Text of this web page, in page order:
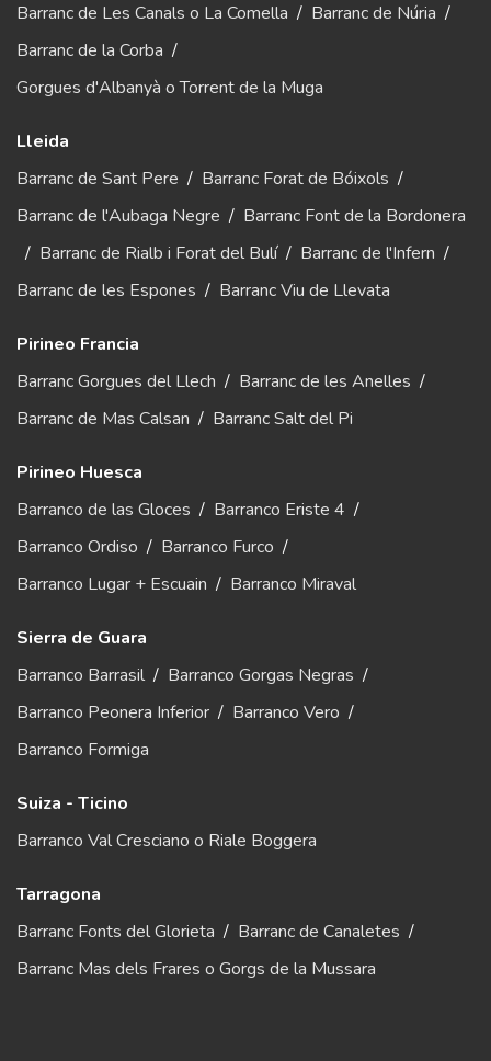
Barranc de Les Canals o La Comella / Barranc de Núria /
Barranc de la Corba /
Gorgues d'Albanyà o Torrent de la Muga
Lleida
Barranc de Sant Pere / Barranc Forat de Bóixols /
Barranc de l'Aubaga Negre / Barranc Font de la Bordonera
/ Barranc de Rialb i Forat del Bulí/ Barranc de l'Infern /
Barranc de les Espones / Barranc Viu de Llevata
Pirineo Francia
Barranc Gorgues del Llech / Barranc de les Anelles /
Barranc de Mas Calsan / Barranc Salt del Pi
Pirineo Huesca
Barranco de las Gloces / Barranco Eriste 4 /
Barranco Ordiso / Barranco Furco /
Barranco Lugar + Escuain / Barranco Miraval
Sierra de Guara
Barranco Barrasil / Barranco Gorgas Negras /
Barranco Peonera Inferior / Barranco Vero /
Barranco Formiga
Suiza - Ticino
Barranco Val Cresciano o Riale Boggera
Tarragona
Barranc Fonts del Glorieta / Barranc de Canaletes /
Barranc Mas dels Frares o Gorgs de la Mussara